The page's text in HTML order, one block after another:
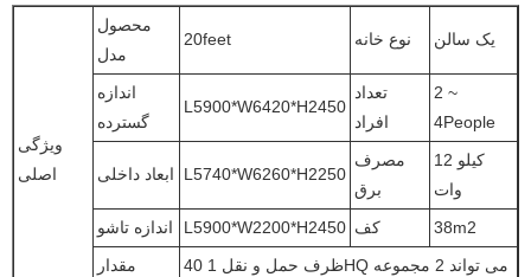
ویژگی
اصلی
محصول
مدل
20feet نوع خانه یک سالن
اندازه
گسترده
L5900*W6420*H2450
تعداد
افراد
2 ~
4People
ابعاد داخلی L5740*W6260*H2250
مصرف
برق
12 کیلو
وات
اندازه تاشو
L5900*W2200*H2450 کف
38m2
مقدار
ظرف حمل و نقل 1 40HQ می تواند 2 مجموعه